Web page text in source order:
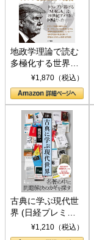
地政学理論で読む
多極化する世界：
トランプとBRICS
の挑戦
¥1,870（税込）
古典に学ぶ現代世
界 (日経プレミア
シリーズ)¥1,210（税込）